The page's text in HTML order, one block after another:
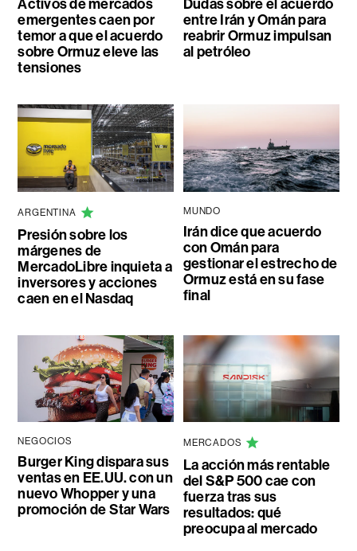
Activos de mercados
emergentes caen por
temor a que el acuerdo
sobre Ormuz eleve las
tensiones
Dudas sobre el acuerdo
entre Irán y Omán para
reabrir Ormuz impulsan
al petróleo
ARGENTINA
Presión sobre los
márgenes de
MercadoLibre inquieta a
inversores y acciones
caen en el Nasdaq
MUNDO
Irán dice que acuerdo
con Omán para
gestionar el estrecho de
Ormuz está en su fase
final
NEGOCIOS
Burger King dispara sus
ventas en EE.UU. con un
nuevo Whopper y una
promoción de Star Wars
MERCADOS
La acción más rentable
del S&P 500 cae con
fuerza tras sus
resultados: qué
preocupa al mercado